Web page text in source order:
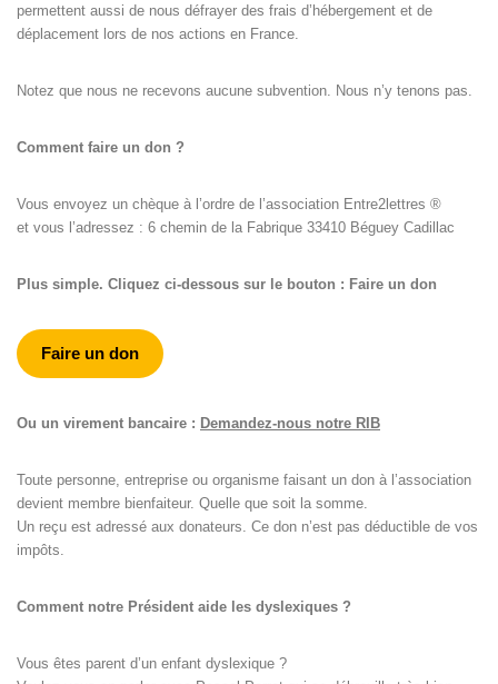
permettent aussi de nous défrayer des frais d’hébergement et de
déplacement lors de nos actions en France.
Notez que nous ne recevons aucune subvention. Nous n’y tenons pas.
Comment faire un don ?
Vous envoyez un chèque à l’ordre de l’association Entre2lettres ®
et vous l’adressez : 6 chemin de la Fabrique 33410 Béguey Cadillac
Plus simple. Cliquez ci-dessous sur le bouton : Faire un don
Faire un don
Ou un virement bancaire : Demandez-nous notre RIB
Toute personne, entreprise ou organisme faisant un don à l’association
devient membre bienfaiteur. Quelle que soit la somme.
Un reçu est adressé aux donateurs. Ce don n’est pas déductible de vos
impôts.
Comment notre Président aide les dyslexiques ?
Vous êtes parent d’un enfant dyslexique ?